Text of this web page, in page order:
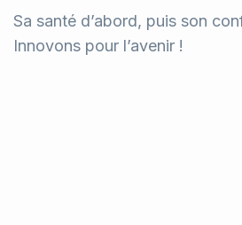
Sa santé d’abord, puis son
Innovons pour l’avenir !